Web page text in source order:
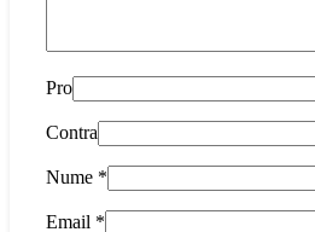
Pro
Contra
Nume *
Email *